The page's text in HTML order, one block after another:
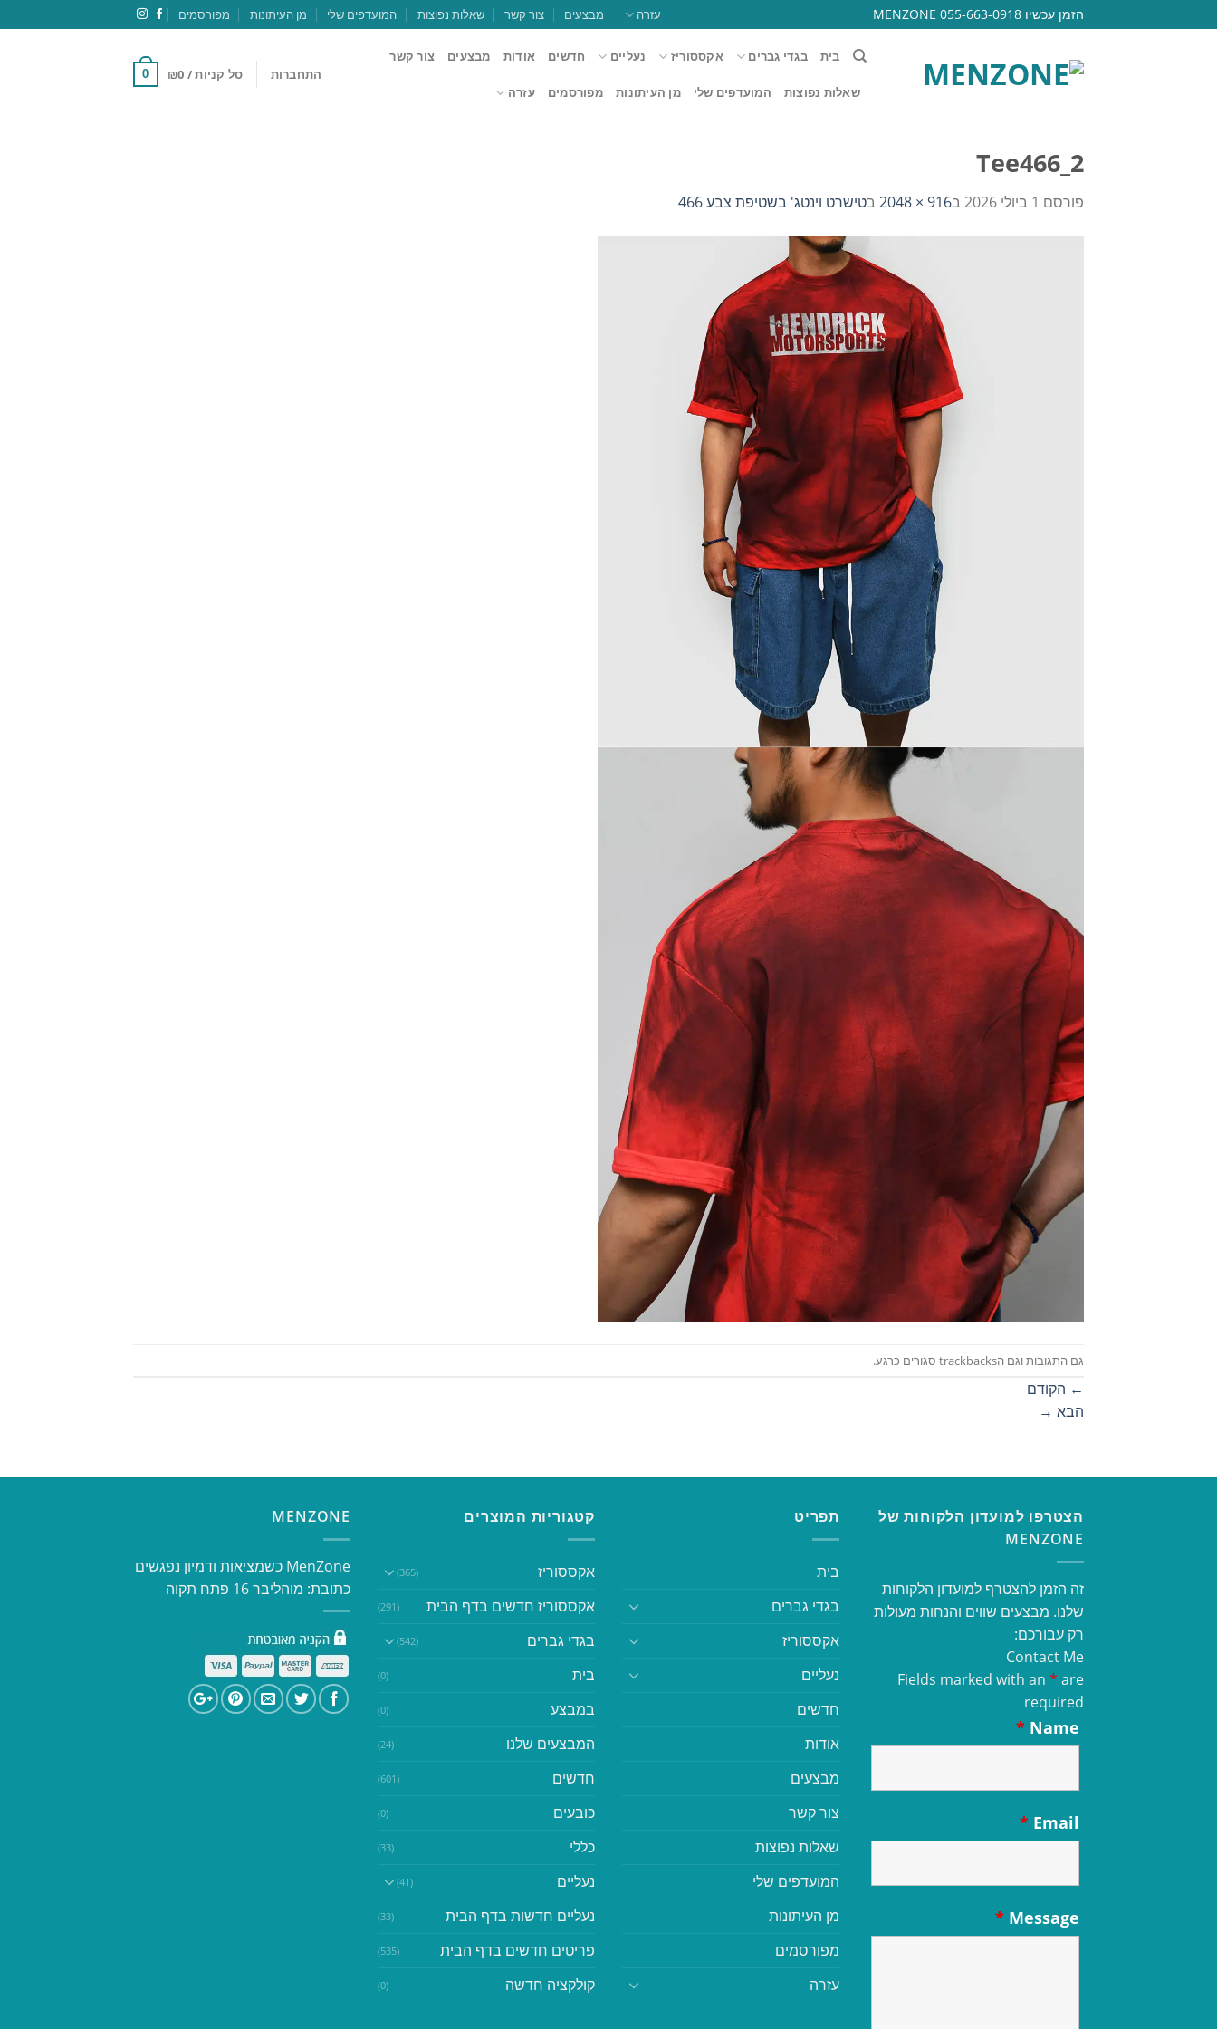
to
הזמן עכשיו 055-663-0918 MENZONE עזרה מבצעים צור קשר שאלות נפוצות המועדפים שלי מן העיתונות מפורסמים
בית בגדי גברים אקססוריז נעליים חדשים אודות מבצעים צור קשר
שאלות נפוצות המועדפים שלי מן העיתונות מפורסמים עזרה
התחברות סל קניות / ₪0
0
Tee466_2
פורסם 1 ביולי 2026 ב916 × 2048 בטישרט וינטג' בשטיפת צבע 466
גם התגובות וגם הtrackbacks סגורים כרגע.
← הקודם
הבא →
הצטרפו למועדון הלקוחות של
MENZONE
זה הזמן להצטרף למועדון הלקוחות
שלנו. מבצעים שווים והנחות מעולות
רק עבורכם:
Contact Me
Fields marked with an * are
required
Name
*
Email
*
Message
*
תפריט
בית
בגדי גברים
אקססוריז
נעליים
חדשים
אודות
מבצעים
צור קשר
שאלות נפוצות
המועדפים שלי
מן העיתונות
מפורסמים
עזרה
קטגוריות המוצרים
אקססוריז (365)
אקססוריז חדשים בדף הבית (291)
בגדי גברים (542)
בית (0)
במבצע (0)
המבצעים שלנו (24)
חדשים (601)
כובעים (0)
כללי (33)
נעליים (41)
נעליים חדשות בדף הבית (33)
פריטים חדשים בדף הבית (535)
קולקציה חדשה (0)
MENZONE
​​MenZone כשמציאות ודמיון נפגשים​
כתובת: מוהליבר 16 פתח תקוה